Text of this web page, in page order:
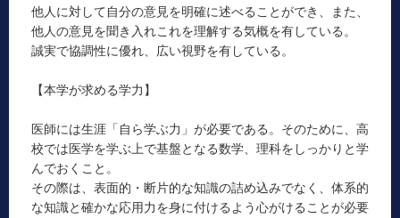
他人に対して自分の意見を明確に述べることができ、また、
他人の意見を聞き入れこれを理解する気概を有している。
誠実で協調性に優れ、広い視野を有している。
【本学が求める学力】
医師には生涯「自ら学ぶ力」が必要である。そのために、高
校では医学を学ぶ上で基盤となる数学、理科をしっかりと学
んでおくこと。
その際は、表面的・断片的な知識の詰め込みでなく、体系的
な知識と確かな応用力を身に付けるよう心がけることが必要